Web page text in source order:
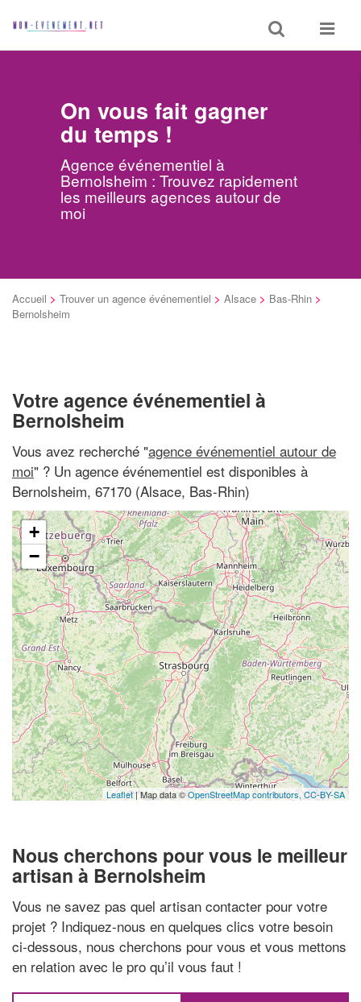
Toggle
search
Toggle
On vous fait gagner
du temps !
Agence événementiel à
Bernolsheim : Trouvez rapidement
les meilleurs agences autour de
moi
Accueil > Trouver un agence événementiel > Alsace > Bas-Rhin >
Bernolsheim
Votre agence événementiel à
Bernolsheim
Vous avez recherché "agence événementiel autour de
moi" ? Un agence événementiel est disponibles à
Bernolsheim, 67170 (Alsace, Bas-Rhin)
+
−
Leaflet| Map data ©OpenStreetMap contributors, CC-BY-SA
Nous cherchons pour vous le meilleur
artisan à Bernolsheim
Vous ne savez pas quel artisan contacter pour votre
projet ? Indiquez-nous en quelques clics votre besoin
ci-dessous, nous cherchons pour vous et vous mettons
en relation avec le pro qu’il vous faut !